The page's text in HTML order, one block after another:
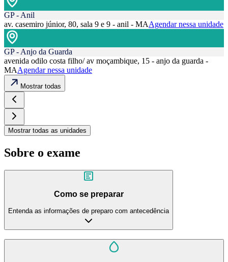
GP - Anil
av. casemiro júnior, 80, sala 9 e 9 - anil - MAAgendar nessa unidade
GP - Anjo da Guarda
avenida odilo costa filho/ av moçambique, 15 - anjo da guarda -
MAAgendar nessa unidade
Mostrar todas
Mostrar todas as unidades
Sobre o exame
Como se preparar
Entenda as informações de preparo com antecedência